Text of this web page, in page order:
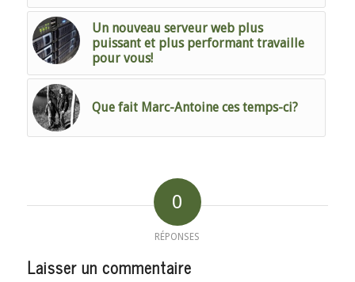
Un nouveau serveur web plus
puissant et plus performant travaille
pour vous!
Que fait Marc-Antoine ces temps-ci?
0
RÉPONSES
Laisser un commentaire